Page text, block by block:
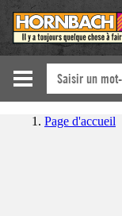
Page d'accueil